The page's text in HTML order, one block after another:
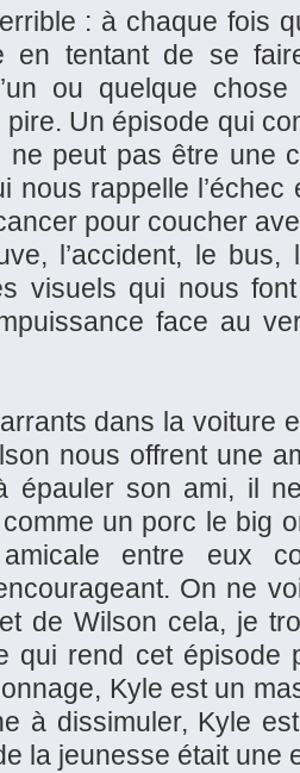
: à chaque fois
en tentant de se
ou quelque
Un épisode qui
peut pas être une
nous rappelle
pour coucher
l’accident, le bus,
visuels qui nous
face au
dans la voiture
nous offrent une
épauler son ami, il
un porc le big
entre eux
On ne
de Wilson cela, je
qui rend cet épisode
Kyle est un
à dissimuler, Kyle
la jeunesse était une